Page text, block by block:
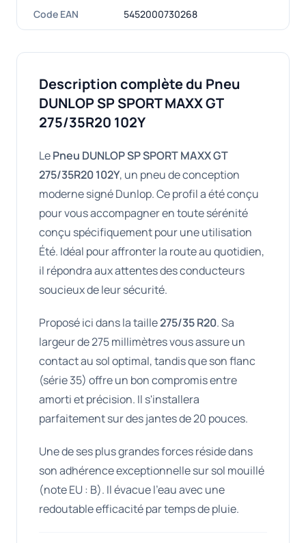
Code EAN 5452000730268
Description complète du Pneu
DUNLOP SP SPORT MAXX GT
275/35R20 102Y
LePneu DUNLOP SP SPORT MAXX GT
275/35R20 102Y, un pneu de conception
moderne signé Dunlop. Ce profil a été conçu
pour vous accompagner en toute sérénité
conçu spécifiquement pour une utilisation
Été. Idéal pour affronter la route au quotidien,
il répondra aux attentes des conducteurs
soucieux de leur sécurité.
Proposé ici dans la taille275/35 R20. Sa
largeur de 275 millimètres vous assure un
contact au sol optimal, tandis que son flanc
(série 35) offre un bon compromis entre
amorti et précision. Il s'installera
parfaitement sur des jantes de 20 pouces.
Une de ses plus grandes forces réside dans
son adhérence exceptionnelle sur sol mouillé
(note EU : B). Il évacue l'eau avec une
redoutable efficacité par temps de pluie.